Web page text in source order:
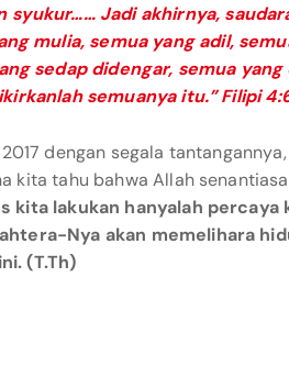
syukur…… Jadi akhirnya,
mulia, semua yang adil,
sedap didengar, semua
semuanya itu.” Filipi
dengan segala
kita tahu bahwa Allah
kita lakukan hanyalah percaya
Nya akan memelihara
(T.Th)